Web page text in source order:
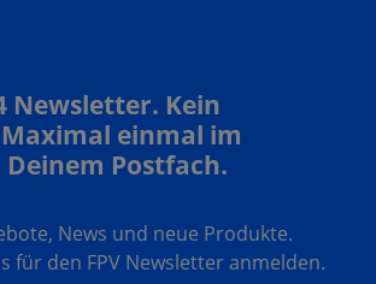
Newsletter. Kein
einmal im
Postfach.
News und neue Produkte.
für den FPV Newsletter anmelden.